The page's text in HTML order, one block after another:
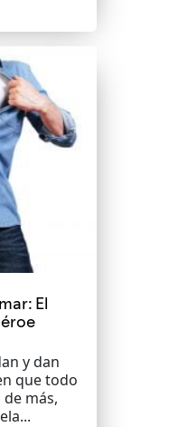
El
y dan
que todo
más,